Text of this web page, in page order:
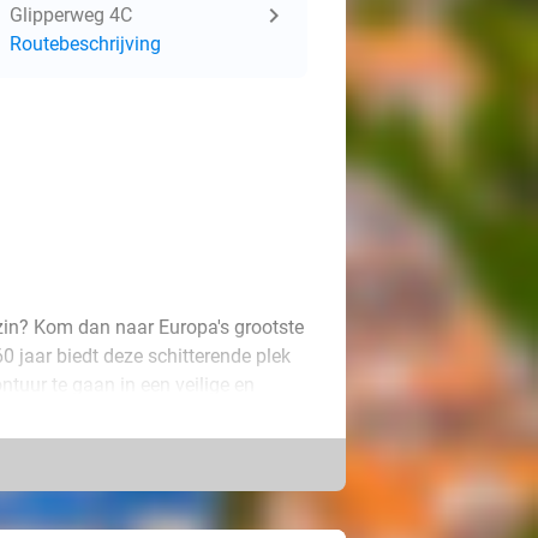
Glipperweg 4C
Routebeschrijving
Kom dan naar Europa's grootste
jaar biedt deze schitterende plek
te gaan in een veilige en
plezier te beleven. Zoef naar
hijs jezelf omhoog in de Toffe
allerkleinsten is er een